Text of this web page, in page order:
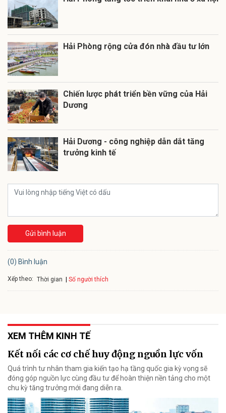
Hải Phòng rộng cửa đón nhà đầu tư lớn
Chiến lược phát triển bền vững của Hải
Dương
Hải Dương - công nghiệp dẫn dắt tăng
trưởng kinh tế
Gửi bình luận
(0) Bình luận
Xếp theo: Thời gian Số người thích
XEM THÊM KINH TẾ
Kết nối các cơ chế huy động nguồn lực vốn
Quá trình tư nhân tham gia kiến tạo hạ tầng quốc gia kỳ vọng sẽ
đóng góp nguồn lực cùng đầu tư để hoàn thiện nền tảng cho một
chu kỳ tăng trưởng mới đang diễn ra.